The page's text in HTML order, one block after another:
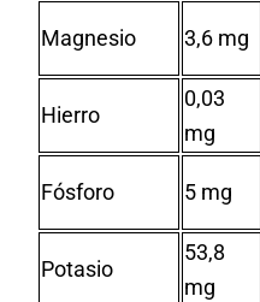
Magnesio 3,6 mg
Hierro
0,03
mg
Fósforo 5 mg
Potasio
53,8
mg